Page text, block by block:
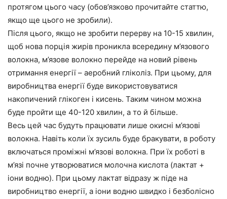
протягом цього часу (обов’язково прочитайте статтю,
якщо ще цього не зробили).
Після цього, якщо не зробити перерву на 10-15 хвилин,
щоб нова порція жирів проникла всередину м’язового
волокна, м’язове волокно перейде на новий рівень
отримання енергії – аеробний гліколіз. При цьому, для
виробництва енергії буде використовуватися
накопичений глікоген і кисень. Таким чином можна
буде пройти ще 40-120 хвилин, а то й більше.
Весь цей час будуть працювати лише окисні м’язові
волокна. Навіть коли їх зусиль буде бракувати, в роботу
включаться проміжні м’язові волокна. При їх роботі в
м’язі почне утворюватися молочна кислота (лактат +
іони водню). При цьому лактат відразу ж піде на
виробництво енергії, а іони водню швидко і безболісно